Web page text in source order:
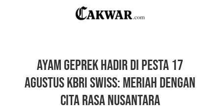
Ayam Geprek Hadir di Pesta 17
Agustus KBRI Swiss: Meriah dengan
Cita Rasa Nusantara